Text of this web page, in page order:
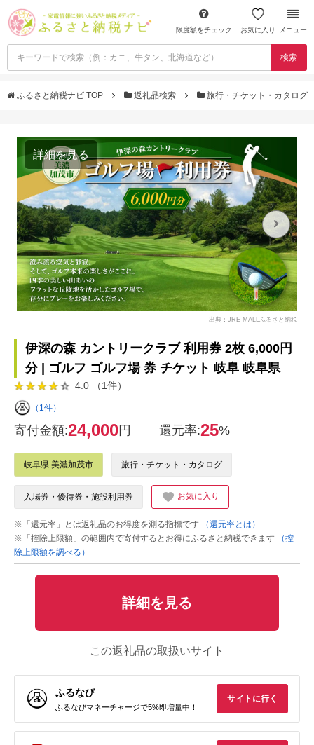
限度額をチェック お気に入り メニュー
検索
ふるさと納税ナビ TOP 返礼品検索 旅行・チケット・カタログ
詳細を見る
出典：JRE MALLふるさと納税
伊深の森 カントリークラブ 利用券 2枚 6,000円
分 | ゴルフ ゴルフ場 券 チケット 岐阜 岐阜県
4.0 （1件）
（1件）
寄付金額:24,000円 還元率:25%
岐阜県 美濃加茂市 旅行・チケット・カタログ
入場券・優待券・施設利用券 お気に入り
※「還元率」とは返礼品のお得度を測る指標です
（還元率とは）
※「控除上限額」の範囲内で寄付するとお得にふるさと納税できます
（控
除上限額を調べる）
詳細を見る
この返礼品の取扱いサイト
ふるなび
ふるなびマネーチャージで5%即増量中！
サイトに行く